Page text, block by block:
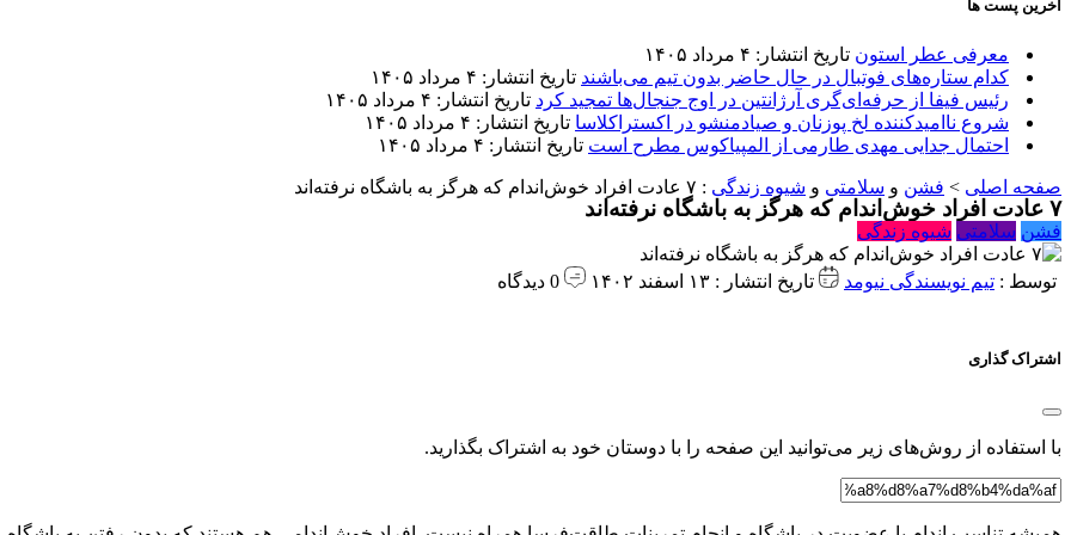
آخرین پست ها
معرفی عطر استون تاریخ انتشار: ۴ مرداد ۱۴۰۵
کدام ستاره‌های فوتبال در حال حاضر بدون تیم می‌باشند تاریخ انتشار: ۴ مرداد ۱۴۰۵
رئیس فیفا از حرفه‌ای‌گری آرژانتین در اوج جنجال‌ها تمجید کرد تاریخ انتشار: ۴ مرداد ۱۴۰۵
شروع ناامیدکننده لخ پوزنان و صیادمنشو در اکستراکلاسا تاریخ انتشار: ۴ مرداد ۱۴۰۵
احتمال جدایی مهدی طارمی از المپیاکوس مطرح است تاریخ انتشار: ۴ مرداد ۱۴۰۵
صفحه اصلی > فشن و سلامتی و شیوه زندگی : ۷ عادت افراد خوش‌اندام که هرگز به باشگاه نرفته‌اند
۷ عادت افراد خوش‌اندام که هرگز به باشگاه نرفته‌اند
فشن سلامتی شیوه زندگی
توسط : تیم نویسندگی نیومد تاریخ انتشار : ۱۳ اسفند ۱۴۰۲
اشتراک گذاری
با استفاده از روش‌های زیر می‌توانید این صفحه را با دوستان خود به اشتراک بگذارید.